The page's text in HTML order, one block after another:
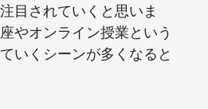
目されていくと思いま
やオンライン授業という
いくシーンが多くなると